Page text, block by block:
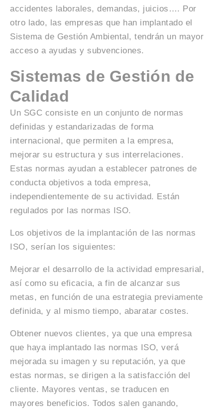
accidentes laborales, demandas, juicios…. Por
otro lado, las empresas que han implantado el
Sistema de Gestión Ambiental, tendrán un mayor
acceso a ayudas y subvenciones.
Sistemas de Gestión de
Calidad
Un SGC consiste en un conjunto de normas
definidas y estandarizadas de forma
internacional, que permiten a la empresa,
mejorar su estructura y sus interrelaciones.
Estas normas ayudan a establecer patrones de
conducta objetivos a toda empresa,
independientemente de su actividad. Están
regulados por las normas ISO.
Los objetivos de la implantación de las normas
ISO, serían los siguientes:
Mejorar el desarrollo de la actividad empresarial,
así como su eficacia, a fin de alcanzar sus
metas, en función de una estrategia previamente
definida, y al mismo tiempo, abaratar costes.
Obtener nuevos clientes, ya que una empresa
que haya implantado las normas ISO, verá
mejorada su imagen y su reputación, ya que
estas normas, se dirigen a la satisfacción del
cliente. Mayores ventas, se traducen en
mayores beneficios. Todos salen ganando,